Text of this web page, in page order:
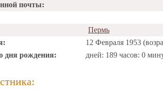
почты:
Пермь
12 Февраля 1953
дня рождения:
дней: 189 часов: 0